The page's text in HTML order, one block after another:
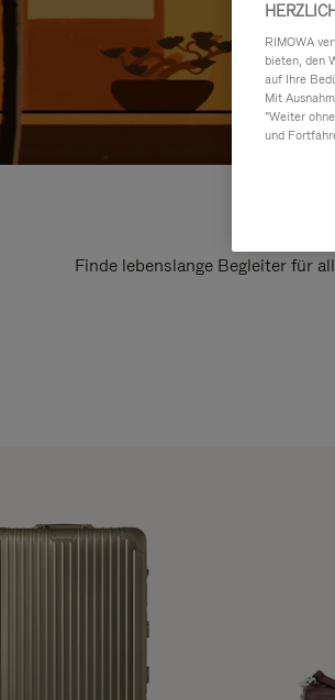
Finde lebenslange Begleiter für
RIMOWA
bieten, den
auf Ihre
Mit
"Weiter
und